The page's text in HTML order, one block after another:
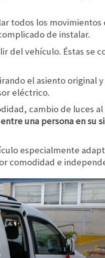
todos los movimientos
de instalar.
del vehículo. Éstas se
el asiento original
eléctrico.
cambio de luces
una persona en su
especialmente
comodidad e